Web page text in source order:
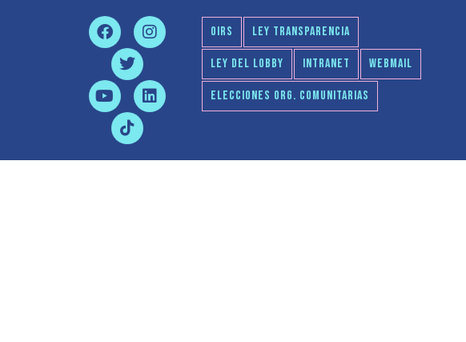
OIRS LEY TRANSPARENCIA
LEY DEL LOBBY INTRANET WEBMAIL
ELECCIONES ORG. COMUNITARIAS